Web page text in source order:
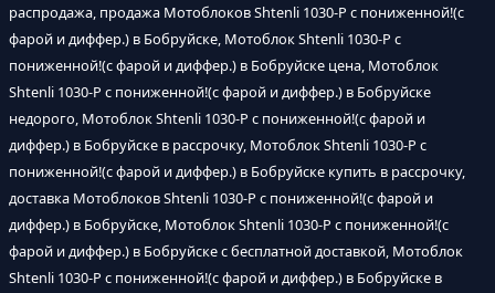
распродажа, продажа Мотоблоков Shtenli 1030-P с пониженной!(с
фарой и диффер.) в Бобруйске, Мотоблок Shtenli 1030-P с
пониженной!(с фарой и диффер.) в Бобруйске цена, Мотоблок
Shtenli 1030-P с пониженной!(с фарой и диффер.) в Бобруйске
недорого, Мотоблок Shtenli 1030-P с пониженной!(с фарой и
диффер.) в Бобруйске в рассрочку, Мотоблок Shtenli 1030-P с
пониженной!(с фарой и диффер.) в Бобруйске купить в рассрочку,
доставка Мотоблоков Shtenli 1030-P с пониженной!(с фарой и
диффер.) в Бобруйске, Мотоблок Shtenli 1030-P с пониженной!(с
фарой и диффер.) в Бобруйске с бесплатной доставкой, Мотоблок
Shtenli 1030-P с пониженной!(с фарой и диффер.) в Бобруйске в